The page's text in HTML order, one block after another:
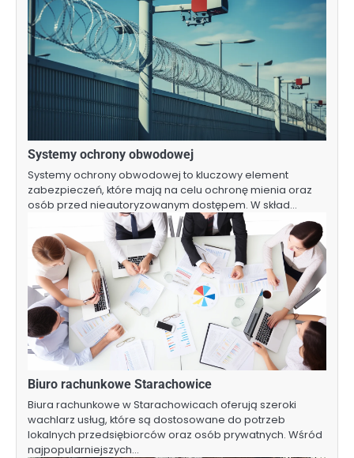
Systemy ochrony obwodowej
Systemy ochrony obwodowej to kluczowy element
zabezpieczeń, które mają na celu ochronę mienia oraz
osób przed nieautoryzowanym dostępem. W skład…
Biuro rachunkowe Starachowice
Biura rachunkowe w Starachowicach oferują szeroki
wachlarz usług, które są dostosowane do potrzeb
lokalnych przedsiębiorców oraz osób prywatnych. Wśród
najpopularniejszych…